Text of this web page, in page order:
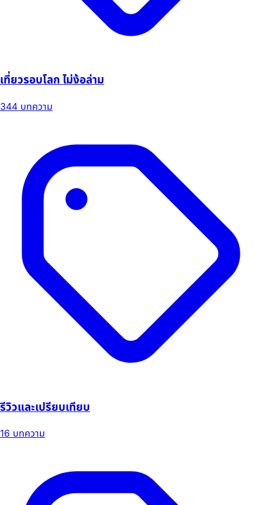
เที่ยวรอบโลก ไม่ง้อล่าม
344 บทความ
รีวิวและเปรียบเทียบ
16 บทความ